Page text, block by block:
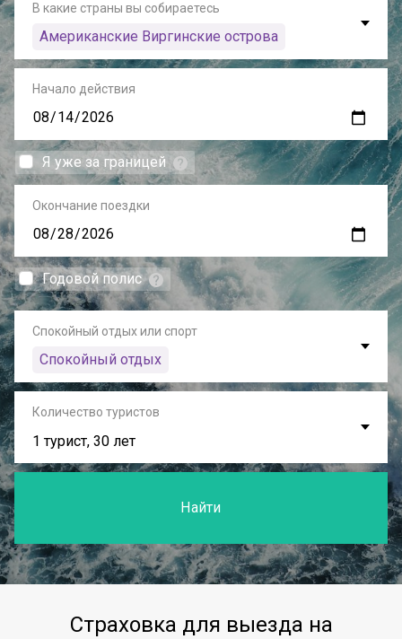
В какие страны вы собираетесь
Американские Виргинские острова
Начало действия
Я уже за границей
Окончание поездки
Годовой полис
Спокойный отдых или спорт
Спокойный отдых
Количество туристов
1 турист, 30 лет
Найти
Страховка для выезда на